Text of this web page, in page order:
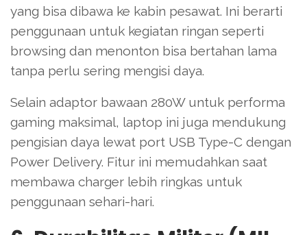
yang bisa dibawa ke kabin pesawat. Ini berarti
penggunaan untuk kegiatan ringan seperti
browsing dan menonton bisa bertahan lama
tanpa perlu sering mengisi daya.
Selain adaptor bawaan 280W untuk performa
gaming maksimal, laptop ini juga mendukung
pengisian daya lewat port USB Type-C dengan
Power Delivery. Fitur ini memudahkan saat
membawa charger lebih ringkas untuk
penggunaan sehari-hari.